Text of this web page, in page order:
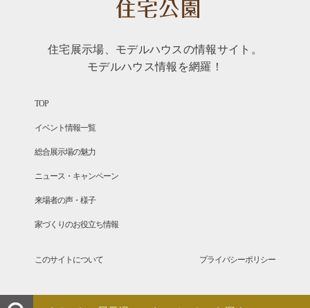
住宅展示場、モデルハウスの情報サイト。
モデルハウス情報を網羅！
TOP
イベント情報一覧
総合展示場の魅力
ニュース・キャンペーン
来場者の声・様子
家づくりのお役立ち情報
このサイトについて プライバシーポリシー